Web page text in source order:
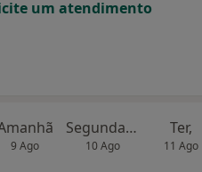
um atendimento
9 Ago
Segunda-feira
10 Ago
Ter,
11 Ago